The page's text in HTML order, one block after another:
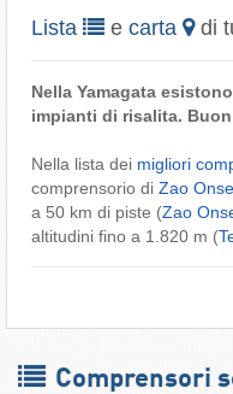
Lista e carta di
Nella Yamagata
impianti di risalita.
Nella lista dei migliori
comprensorio di Zao
a 50 km di piste (Zao
altitudini fino a 1.820 m (
Comprensori